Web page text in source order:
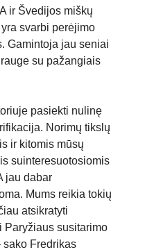
ir Švedijos miškų
yra svarbi perėjimo
Gamintoja jau seniai
su pažangiais
pasiekti nulinę
Norimų tikslų
ir kitomis mūsų
suinteresuotosiomis
jau dabar
Mums reikia tokių
atsikratyti
Paryžiaus susitarimo
sako Fredrikas